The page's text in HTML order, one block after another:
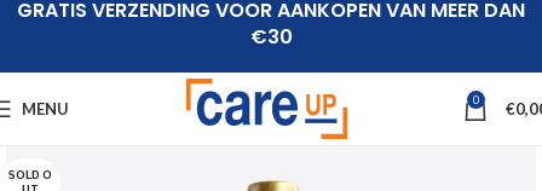
MENU 0 €
SOLD O
GRATIS VERZENDING VOOR AANKOPEN VAN MEER DAN
€30